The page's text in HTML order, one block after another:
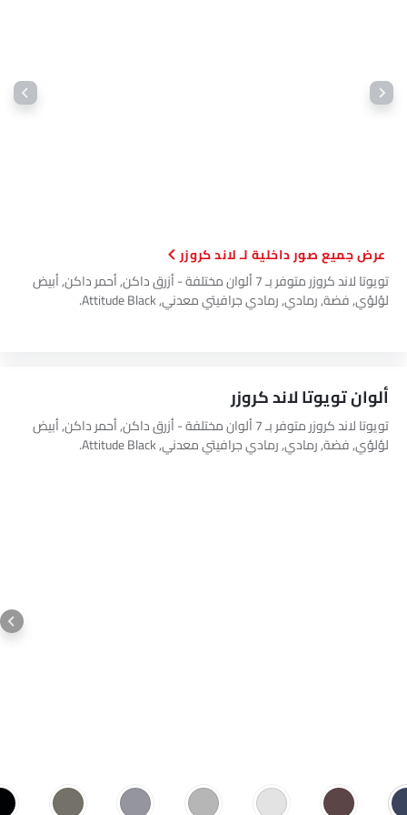
الانبعاثاتصور داخلية لـ لاند كروزر
تويوتا لاند كروزر متوفر بـ 7 ألوان مختلفة - أزرق داكن, أحمر داكن, أبيض
لؤلؤي, فضة, رمادي, رمادي جرافيتي معدني, Attitude Black.
ألوان تويوتا لاند كروزر
تويوتا لاند كروزر متوفر بـ 7 ألوان مختلفة - أزرق داكن, أحمر داكن, أبيض
لؤلؤي, فضة, رمادي, رمادي جرافيتي معدني, Attitude Black.